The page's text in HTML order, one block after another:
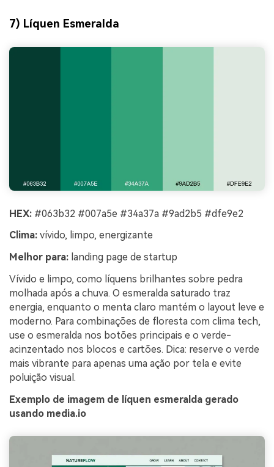
7) Líquen Esmeralda
HEX: #063b32 #007a5e #34a37a #9ad2b5 #dfe9e2
Clima: vívido, limpo, energizante
Melhor para: landing page de startup
Vívido e limpo, como líquens brilhantes sobre pedra
molhada após a chuva. O esmeralda saturado traz
energia, enquanto o menta claro mantém o layout leve e
moderno. Para combinações de floresta com clima tech,
use o esmeralda nos botões principais e o verde-
acinzentado nos blocos e cartões. Dica: reserve o verde
mais vibrante para apenas uma ação por tela e evite
poluição visual.
Exemplo de imagem de líquen esmeralda gerado
usando media.io